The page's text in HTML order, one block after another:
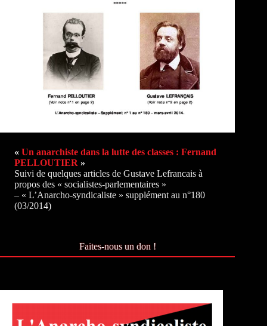
« Un anarchiste dans la lutte des classes : Fernand
PELLOUTIER »
Suivi de quelques articles de Gustave Lefrancais à
propos des « socialistes-parlementaires »
– « L’Anarcho-syndicaliste » supplément au n°180
(03/2014)
Faites-nous un don !